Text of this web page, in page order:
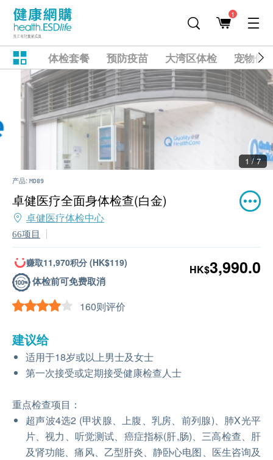
1
体检套餐 预防疫苗 大湾区体检 宠物健
2 / 7
产品: MD89
卓健医疗全面身体检查(白金)
卓健医疗体检中心
66项目
赚取11,970积分 (HK$119)
体检前可免费取消
160则评价
HK$3,990.0
建议给
适用于18岁或以上男士及女士
第一次接受或定期接受健康检查人士
重点检查项目：
超声波4选2 (甲状腺、上腹、乳房、前列腺)、肺X光平
片、视力、听觉测试、癌症指标(肝,肠)、三高检查、肝
及肾功能、痛风、乙型肝炎、静卧心电图、医生咨询及